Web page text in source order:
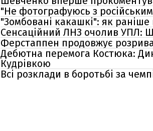
"Не фотографуюсь з
"Зомбовані какашкі": як
Сенсаційний ЛНЗ очолив УПЛ:
Ферстаппен продовжує
Дебютна перемога Костюка:
Кудрівкою
Всі розклади в боротьбі за